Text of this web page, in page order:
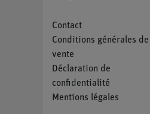
Contact
Conditions générales de
vente
Déclaration de
confidentialité
Mentions légales